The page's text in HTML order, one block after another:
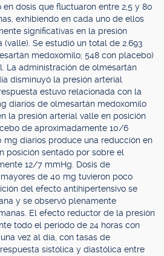
dosis que fluctuaron entre 2,5 y 80
exhibiendo en cada uno de ellos
significativas en la presión
Se estudió un total de 2.693
medoxomilo; 548 con placebo)
La administración de olmesartán
disminuyó la presión arterial
estuvo relacionada con la
diarios de olmesartán medoxomilo
la presión arterial valle en posición
de aproximadamente 10/6
mg diarios produce una reducción en
posición sentado por sobre el
12/7 mmHg. Dosis de
de 40 mg tuvieron poco
del efecto antihipertensivo se
y se observó plenamente
El efecto reductor de la presión
todo el período de 24 horas con
vez al día, con tasas de
sistólica y diastólica entre